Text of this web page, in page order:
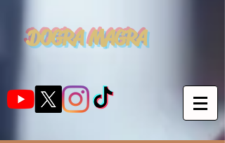
DOGRA MAGRA